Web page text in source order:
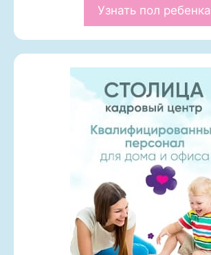
Узнать пол ребенка